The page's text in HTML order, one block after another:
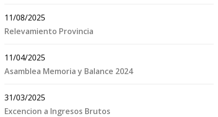
11/08/2025
Relevamiento Provincia
11/04/2025
Asamblea Memoria y Balance 2024
31/03/2025
Excencion a Ingresos Brutos